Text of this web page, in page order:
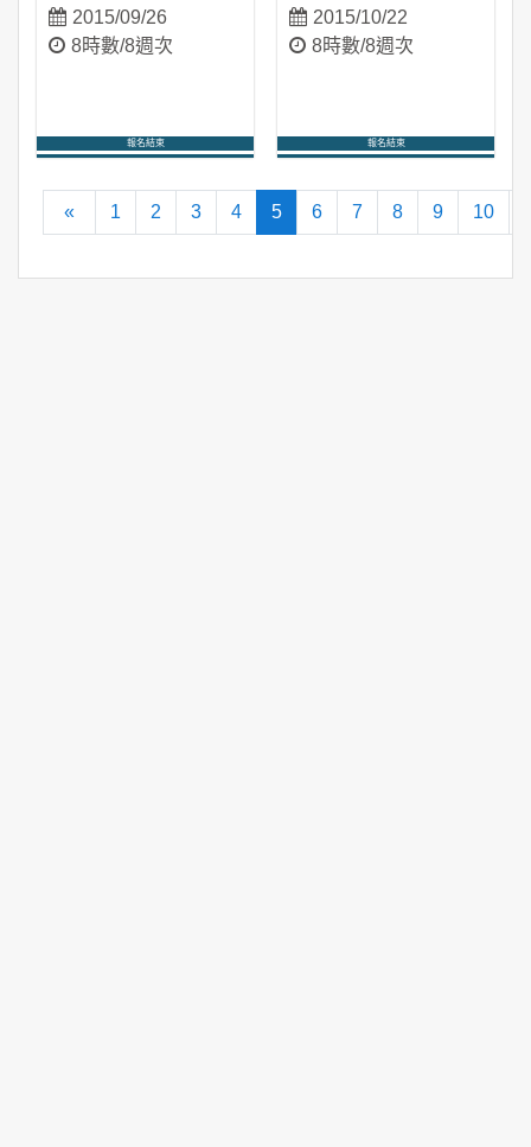
2015/09/26
8時數/8週次
報名結束
2015/10/22
8時數/8週次
報名結束
«
向前1 2 3 4 5(current)
6 7 8 9 10